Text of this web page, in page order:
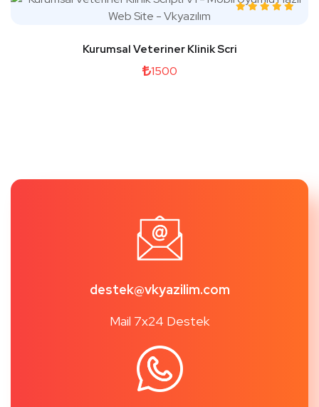
Kurumsal Veteriner Klinik Scri
1500
destek@vkyazilim.com
Mail 7x24 Destek